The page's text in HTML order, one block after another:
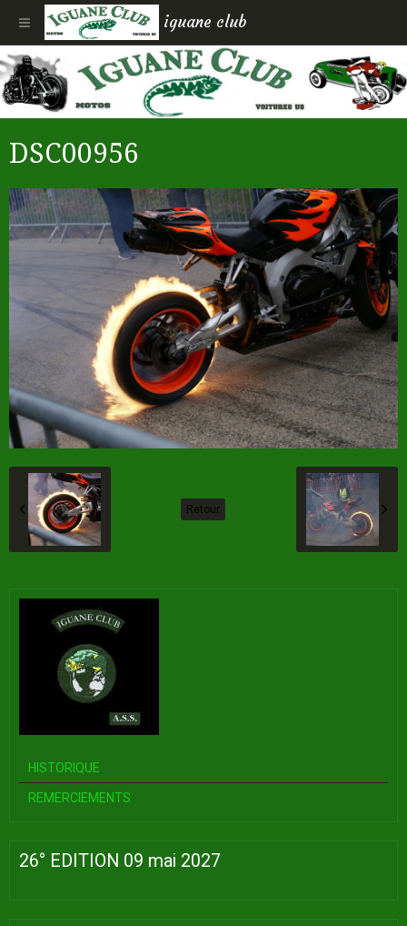
iguane club
DSC00956
Retour
HISTORIQUE
REMERCIEMENTS
26° EDITION 09 mai 2027